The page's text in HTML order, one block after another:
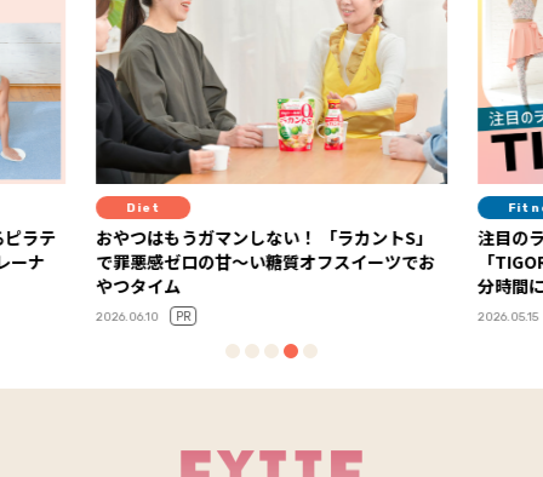
カントS」
イーツでお
Fitness
注目のライフスタイル・アイコンが選ぶ
「TIGORA」の“UVカット＋α”ウエアで、自
分時間に集中し、体と心を整える夏に！
2026.05.15
“